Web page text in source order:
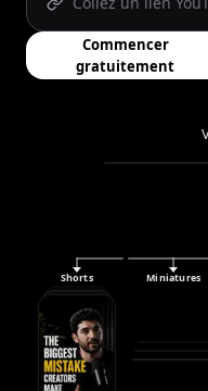
Commencer
gratuitement
Shorts Miniatures